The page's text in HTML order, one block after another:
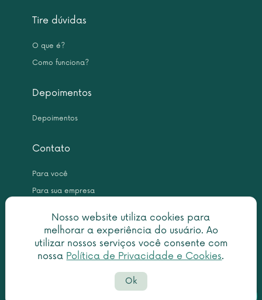
Nosso website utiliza cookies para
melhorar a experiência do usuário. Ao
utilizar nossos serviços você consente com
nossa Política de Privacidade e Cookies.
Ok
Tire dúvidas
O que é?
Como funciona?
Depoimentos
Depoimentos
Contato
Para você
Para sua empresa
Copyright © 2026 Leme Inteligência Forense 10.999.476/0001-31. All
rights reserved.
Política de privacidade|Termo de utilização